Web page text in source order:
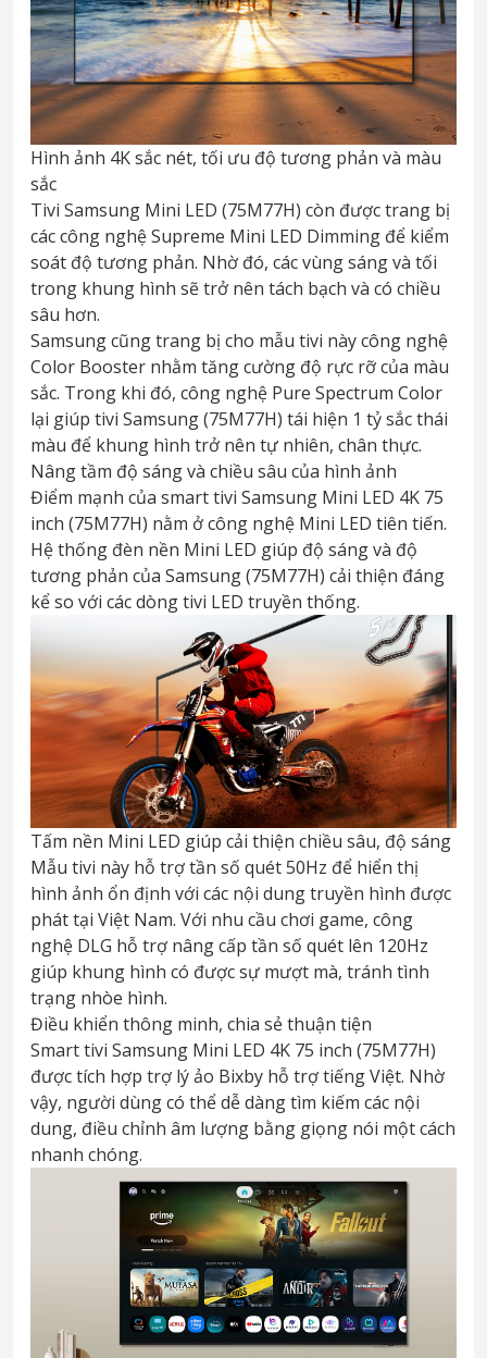
Hình ảnh 4K sắc nét, tối ưu độ tương phản và màu
sắc
Tivi Samsung Mini LED (75M77H) còn được trang bị
các công nghệ Supreme Mini LED Dimming để kiểm
soát độ tương phản. Nhờ đó, các vùng sáng và tối
trong khung hình sẽ trở nên tách bạch và có chiều
sâu hơn.
Samsung cũng trang bị cho mẫu tivi này công nghệ
Color Booster nhằm tăng cường độ rực rỡ của màu
sắc. Trong khi đó, công nghệ Pure Spectrum Color
lại giúp tivi Samsung (75M77H) tái hiện 1 tỷ sắc thái
màu để khung hình trở nên tự nhiên, chân thực.
Nâng tầm độ sáng và chiều sâu của hình ảnh
Điểm mạnh của smart tivi Samsung Mini LED 4K 75
inch (75M77H) nằm ở công nghệ Mini LED tiên tiến.
Hệ thống đèn nền Mini LED giúp độ sáng và độ
tương phản của Samsung (75M77H) cải thiện đáng
kể so với các dòng tivi LED truyền thống.
Tấm nền Mini LED giúp cải thiện chiều sâu, độ sáng
Mẫu tivi này hỗ trợ tần số quét 50Hz để hiển thị
hình ảnh ổn định với các nội dung truyền hình được
phát tại Việt Nam. Với nhu cầu chơi game, công
nghệ DLG hỗ trợ nâng cấp tần số quét lên 120Hz
giúp khung hình có được sự mượt mà, tránh tình
trạng nhòe hình.
Điều khiển thông minh, chia sẻ thuận tiện
Smart tivi Samsung Mini LED 4K 75 inch (75M77H)
được tích hợp trợ lý ảo Bixby hỗ trợ tiếng Việt. Nhờ
vậy, người dùng có thể dễ dàng tìm kiếm các nội
dung, điều chỉnh âm lượng bằng giọng nói một cách
nhanh chóng.